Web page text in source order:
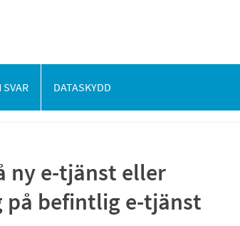
SVAR DATASKYDD
ny e-tjänst eller
befintlig e-tjänst